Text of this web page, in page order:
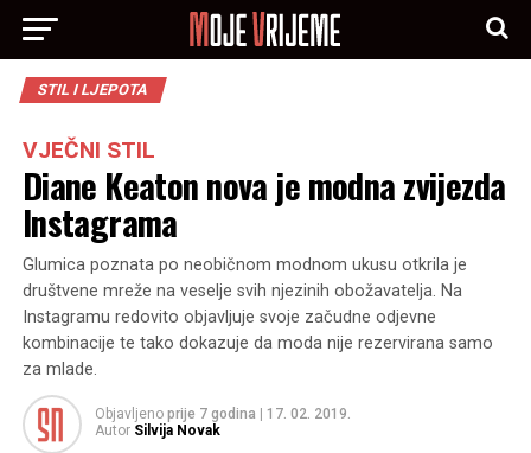
STIL I LJEPOTA
VJEČNI STIL
Diane Keaton nova je modna zvijezda
Instagrama
Glumica poznata po neobičnom modnom ukusu otkrila je
društvene mreže na veselje svih njezinih obožavatelja. Na
Instagramu redovito objavljuje svoje začudne odjevne
kombinacije te tako dokazuje da moda nije rezervirana samo
za mlade.
Objavljeno prije 7 godina
17. 02. 2019.
Autor Silvija Novak